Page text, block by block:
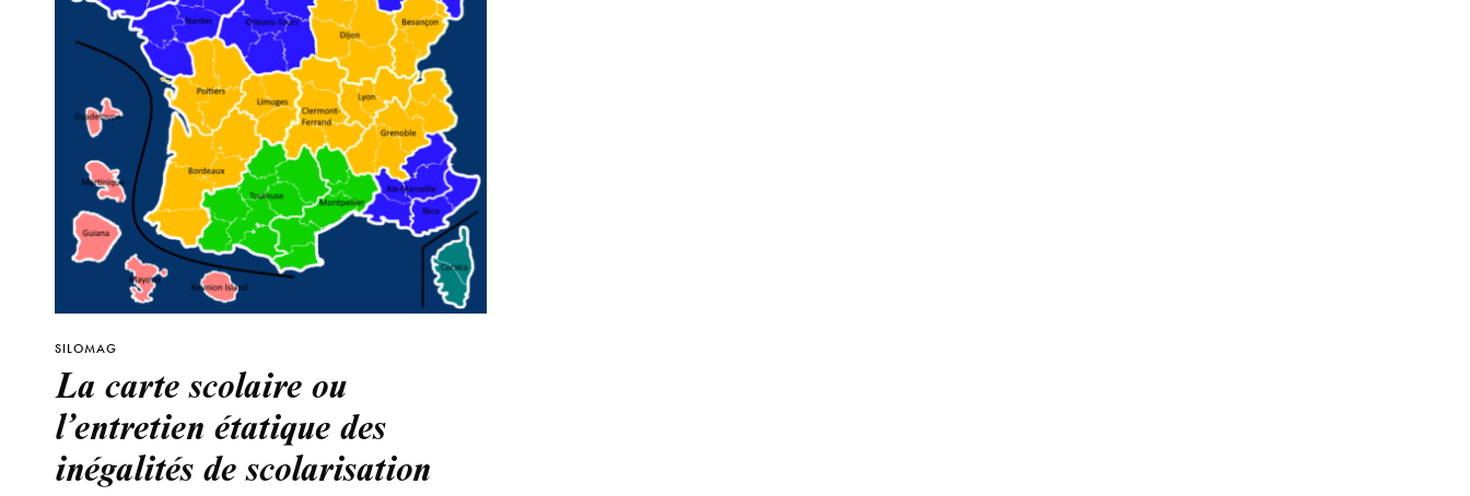
SILOMAG
La carte scolaire ou
l’entretien étatique des
inégalités de scolarisation